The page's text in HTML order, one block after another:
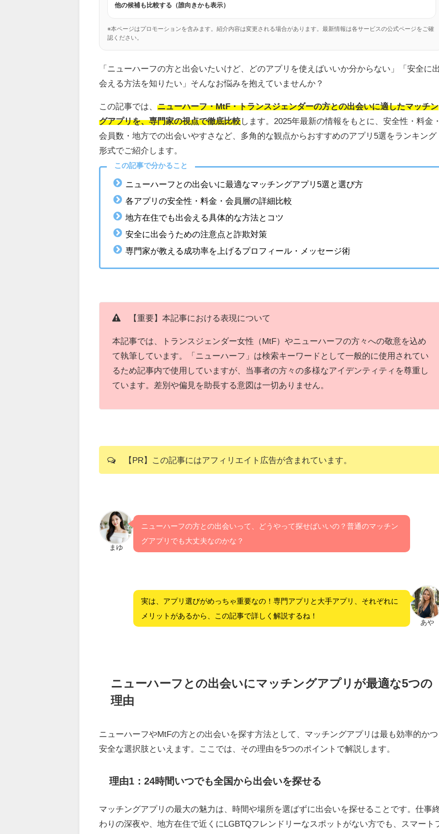
他の候補も比較する（誰向きかも表示）
※本ページはプロモーションを含みます。紹介内容は変更される場合があります。最新情報は各サービスの公式ページをご確
認ください。
「ニューハーフの方と出会いたいけど、どのアプリを使えばいいか分からない」「安全に
会える方法を知りたい」そんなお悩みを抱えていませんか？
この記事では、ニューハーフ・MtF・トランスジェンダーの方との出会いに適したマッチン
グアプリを、専門家の視点で徹底比較します。2025年最新の情報をもとに、安全性・料金
会員数・地方での出会いやすさなど、多角的な観点からおすすめのアプリ5選をランキング
形式でご紹介します。
この記事で分かること
ニューハーフとの出会いに最適なマッチングアプリ5選と選び方
各アプリの安全性・料金・会員層の詳細比較
地方在住でも出会える具体的な方法とコツ
安全に出会うための注意点と詐欺対策
専門家が教える成功率を上げるプロフィール・メッセージ術
【重要】本記事における表現について
本記事では、トランスジェンダー女性（MtF）やニューハーフの方々への敬意を込め
て執筆しています。「ニューハーフ」は検索キーワードとして一般的に使用されてい
るため記事内で使用していますが、当事者の方々の多様なアイデンティティを尊重し
ています。差別や偏見を助長する意図は一切ありません。
【PR】この記事にはアフィリエイト広告が含まれています。
まゆ
ニューハーフの方との出会いって、どうやって探せばいいの？普通のマッチン
グアプリでも大丈夫なのかな？
あや
実は、アプリ選びがめっちゃ重要なの！専門アプリと大手アプリ、それぞれに
メリットがあるから、この記事で詳しく解説するね！
ニューハーフとの出会いにマッチングアプリが最適な5つの
理由
ニューハーフやMtFの方との出会いを探す方法として、マッチングアプリは最も効率的かつ
安全な選択肢といえます。ここでは、その理由を5つのポイントで解説します。
理由1：24時間いつでも全国から出会いを探せる
マッチングアプリの最大の魅力は、時間や場所を選ばずに出会いを探せることです。仕事
わりの深夜や、地方在住で近くにLGBTQフレンドリーなスポットがない方でも、スマート